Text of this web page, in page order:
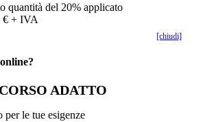
quantità del 20% applicato
€ + IVA
[chiudi]
ADATTO
per le tue esigenze